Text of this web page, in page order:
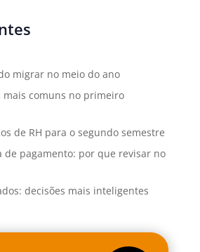
migrar no meio do ano
mais comuns no primeiro
de RH para o segundo semestre
pagamento: por que revisar no
decisões mais inteligentes